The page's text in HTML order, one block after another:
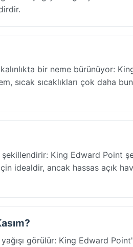
bir neme bürünüyor:
sıcaklıkları çok daha
King Edward Point
idealdir, ancak hassas açık
görülür: King Edward